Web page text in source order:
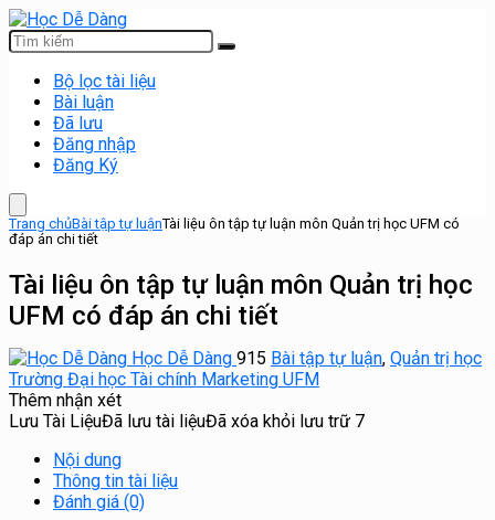
Bộ lọc tài liệu
Bài luận
Đã lưu
Đăng nhập
Đăng Ký
Trang chủBài tập tự luậnTài liệu ôn tập tự luận môn Quản trị học UFM có
đáp án chi tiết
Tài liệu ôn tập tự luận môn Quản trị học
UFM có đáp án chi tiết
Học Dễ Dàng 915 Bài tập tự luận, Quản trị học
Trường Đại học Tài chính Marketing UFM
Thêm nhận xét
Lưu Tài LiệuĐã lưu tài liệuĐã xóa khỏi lưu trữ 7
Nội dung
Thông tin tài liệu
Đánh giá (0)